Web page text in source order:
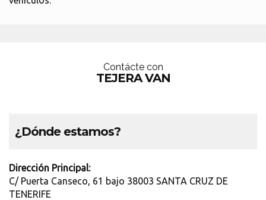
Contácte con
TEJERA VAN
¿Dónde estamos?
Dirección Principal:
C/ Puerta Canseco, 61 bajo 38003 SANTA CRUZ DE
TENERIFE